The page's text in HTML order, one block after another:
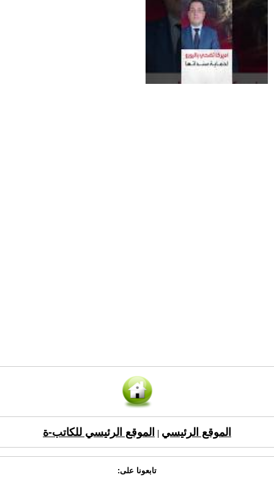
الموقع الرئيسي الموقع الرئيسي للكاتب-ة
تابعونا على: